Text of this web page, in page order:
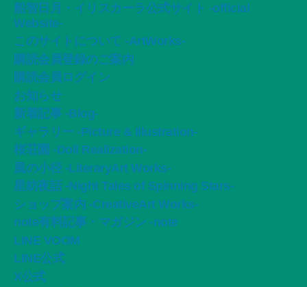
船智日月・イリスカーラ公式サイト -official
Website-
このサイトについて -ArtWorks-
購読会員登録のご案内
購読会員ログイン
お知らせ
新着記事 -Blog-
ギャラリー -Picture & Illustration-
桜荘園 -Doll Realization-
風の小径 -LiteraryArt Works-
星紡夜話 -Night Tales of Spinning Stars-
ショップ案内 -CreativeArt Works-
note有料記事・マガジン -note
LINE VOOM
LINE公式
X公式